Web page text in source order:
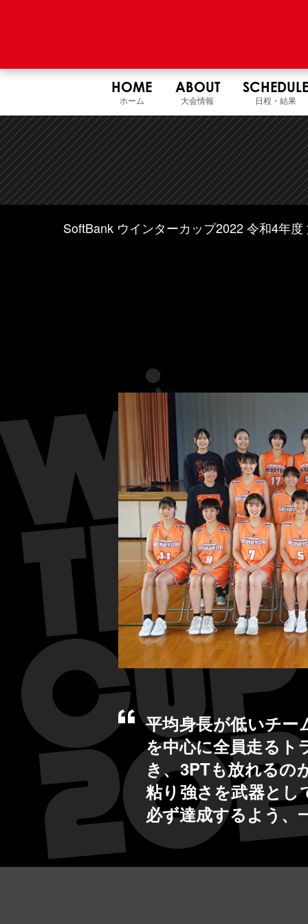
HOME
ホーム
ABOUT
大会情報
SCHEDULE
日程・結果
SoftBank ウインターカップ2022 令和4年
平均身長が低いチー
を中心に全員走るト
き、3PTも放れるの
粘り強さを武器とし
必ず達成するよう、